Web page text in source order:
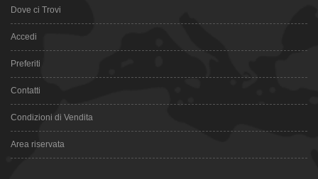
Dove ci Trovi
Accedi
Preferiti
Contatti
Condizioni di Vendita
Area riservata